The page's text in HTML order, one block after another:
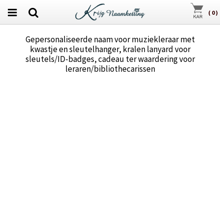
( 0)
Gepersonaliseerde naam voor muziekleraar met
kwastje en sleutelhanger, kralen lanyard voor
sleutels/ID-badges, cadeau ter waardering voor
leraren/bibliothecarissen